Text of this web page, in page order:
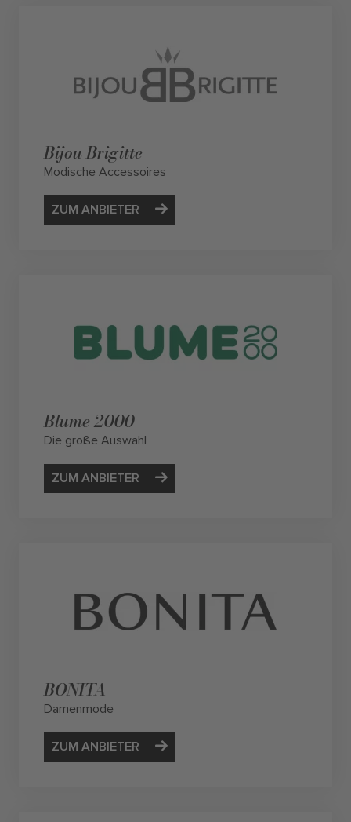
Bijou Brigitte
Modische Accessoires
ZUM ANBIETER
Blume 2000
Die große Auswahl
ZUM ANBIETER
BONITA
Damenmode
ZUM ANBIETER